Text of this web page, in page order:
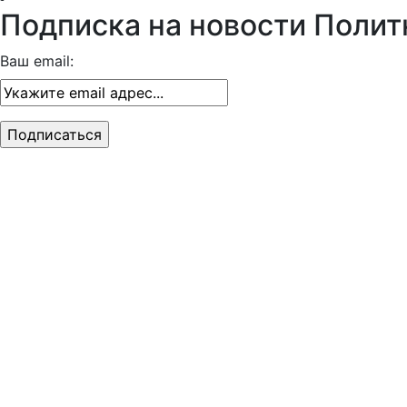
Подписка на новости
Ваш email: